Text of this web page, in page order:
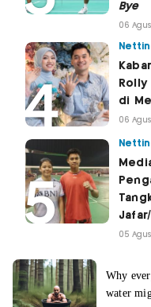
Bye
06
di
06
05